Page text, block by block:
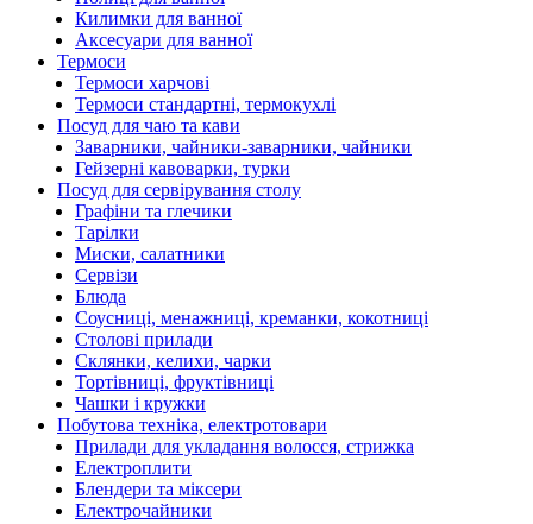
Килимки для ванної
Аксесуари для ванної
Термоси
Термоси харчові
Термоси стандартні, термокухлі
Посуд для чаю та кави
Заварники, чайники-заварники, чайники
Гейзерні кавоварки, турки
Посуд для сервірування столу
Графіни та глечики
Тарілки
Миски, салатники
Сервізи
Блюда
Соусниці, менажниці, креманки, кокотниці
Столові прилади
Склянки, келихи, чарки
Тортівниці, фруктівниці
Чашки і кружки
Побутова техніка, електротовари
Прилади для укладання волосся, стрижка
Електроплити
Блендери та міксери
Електрочайники